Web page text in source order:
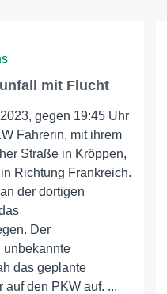
mit Flucht
gegen 19:45 Uhr
Fahrerin, mit ihrem
Straße in Kröppen,
Richtung Frankreich.
der dortigen
Der
unbekannte
das geplante
den PKW auf. ...